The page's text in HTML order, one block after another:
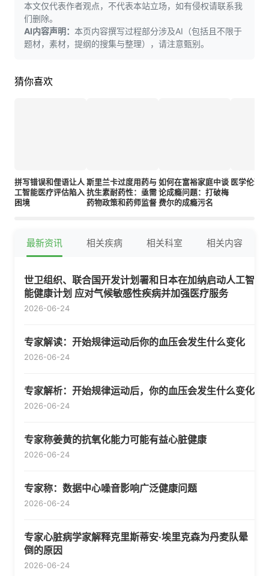
本文仅代表作者观点，不代表本站立场，如有侵权请联系我
们删除。
AI内容声明： 本页内容撰写过程部分涉及AI（包括且不限于
题材，素材，提纲的搜集与整理），请注意甄别。
猜你喜欢
拼写错误和俚语让人
工智能医疗评估陷入
困境
斯里兰卡过度用药与
抗生素耐药性：亟需
药物政策和药师监督
如何在富裕家庭中谈
论成瘾问题：打破梅
费尔的成瘾污名
医学伦理
最新资讯 相关疾病 相关科室 相关内容
世卫组织、联合国开发计划署和日本在加纳启动人工智
能健康计划 应对气候敏感性疾病并加强医疗服务
2026-06-24
专家解读：开始规律运动后你的血压会发生什么变化
2026-06-24
专家解析：开始规律运动后，你的血压会发生什么变化
2026-06-24
专家称姜黄的抗氧化能力可能有益心脏健康
2026-06-24
专家称：数据中心噪音影响广泛健康问题
2026-06-24
专家心脏病学家解释克里斯蒂安·埃里克森为丹麦队晕
倒的原因
2026-06-24